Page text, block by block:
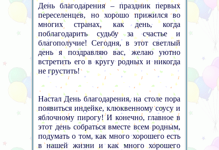
День благодарения – праздник первых
переселенцев, но хорошо прижился во
многих странах, как день, когда
поблагодарить судьбу за счастье и
благополучие! Сегодня, в этот светлый
день я поздравляю вас, желаю уютно
встретить его в кругу родных и никогда
не грустить!
Настал День благодарения, на столе пора
появиться индейке, клюквенному соусу и
яблочному пирогу! И конечно, главное в
этот день собраться вместе всем родным,
подумать о том, как много хорошего есть
в нашей жизни и как много хорошего